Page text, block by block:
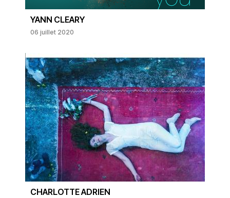
YANN CLEARY
06 juillet 2020
CHARLOTTE ADRIEN